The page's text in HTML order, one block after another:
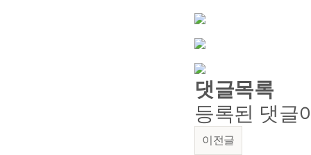
댓글목록
등록된 댓글
이전글